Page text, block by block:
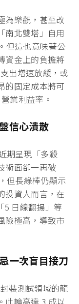
為樂觀，甚至改
南北雙塔」自用
但這也意味著公
資金上的負擔將
出增速放緩，或
的固定成本將可
業利益率。
信心潰散
期呈現「多殺
術面卻一再破
但長綠棒仍顯示
投資人而言，在
5 日線翻揚」等
險極高，導致市
一次盲目接刀
裝測試領域的龍
此輪高達 3 成以